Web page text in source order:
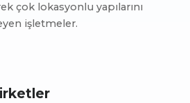
çok lokasyonlu yapılarını
işletmeler.